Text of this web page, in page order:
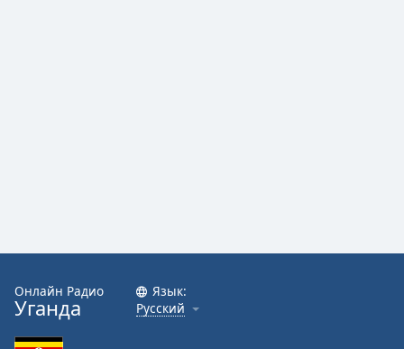
Family
Reset
Онлайн Радио
Уганда
Язык:
Русский